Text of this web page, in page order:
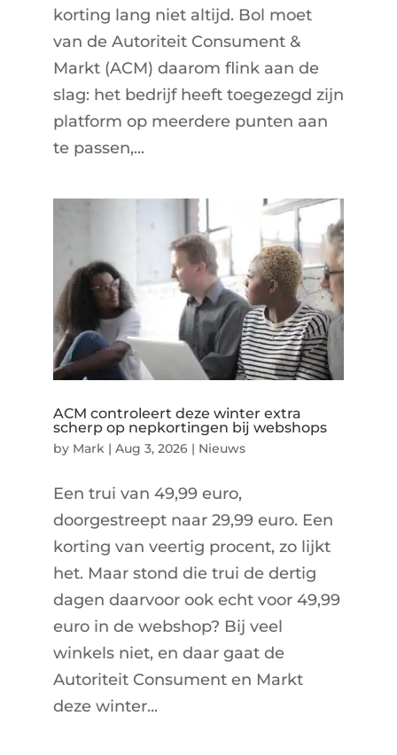
korting lang niet altijd. Bol moet
van de Autoriteit Consument &
Markt (ACM) daarom flink aan de
slag: het bedrijf heeft toegezegd zijn
platform op meerdere punten aan
te passen,...
ACM controleert deze winter extra
scherp op nepkortingen bij webshops
by Mark| Aug 3, 2026| Nieuws
Een trui van 49,99 euro,
doorgestreept naar 29,99 euro. Een
korting van veertig procent, zo lijkt
het. Maar stond die trui de dertig
dagen daarvoor ook echt voor 49,99
euro in de webshop? Bij veel
winkels niet, en daar gaat de
Autoriteit Consument en Markt
deze winter...